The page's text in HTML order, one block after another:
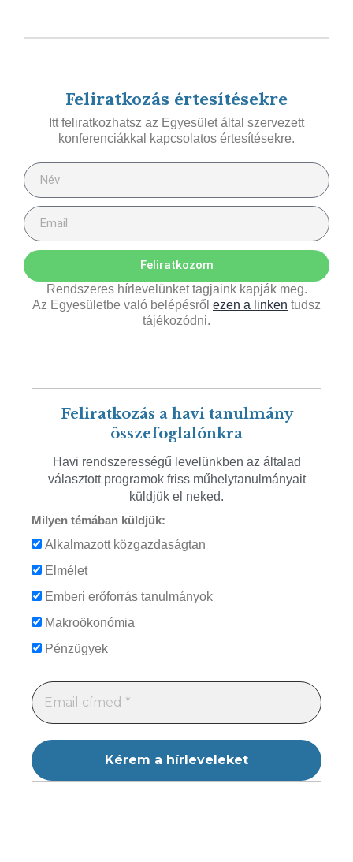
Feliratkozás értesítésekre
Itt feliratkozhatsz az Egyesület által szervezett
konferenciákkal kapcsolatos értesítésekre.
Feliratkozom
Rendszeres hírlevelünket tagjaink kapják meg.
Az Egyesületbe való belépésről ezen a linken tudsz
tájékozódni.
Feliratkozás a havi tanulmány
összefoglalónkra
Havi rendszerességű levelünkben az általad
választott programok friss műhelytanulmányait
küldjük el neked.
Milyen témában küldjük:
Alkalmazott közgazdaságtan
Elmélet
Emberi erőforrás tanulmányok
Makroökonómia
Pénzügyek